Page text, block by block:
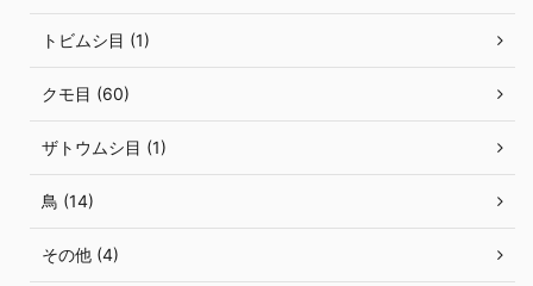
トビムシ目 (1)
クモ目 (60)
ザトウムシ目 (1)
鳥 (14)
その他 (4)